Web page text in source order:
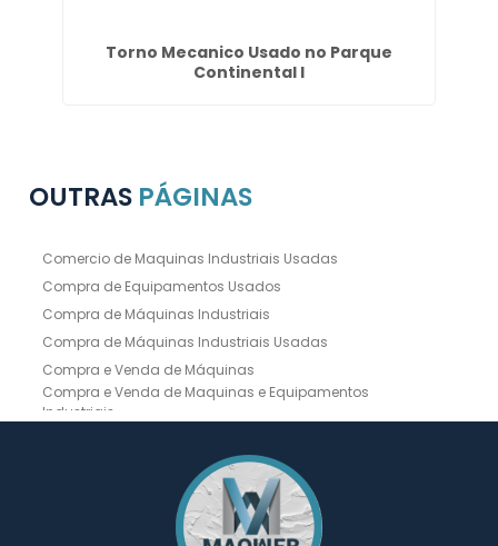
Torno Mecanico Usado no Parque
Continental I
OUTRAS PÁGINAS
Comercio de Maquinas Industriais Usadas
Compra de Equipamentos Usados
Compra de Máquinas Industriais
Compra de Máquinas Industriais Usadas
Compra e Venda de Máquinas
Compra e Venda de Maquinas e Equipamentos
Industriais
Compra e Venda de Máquinas Operatrizes
Dobradeira CNC Usada
Dobradeira de Chapa Hidráulica Usada